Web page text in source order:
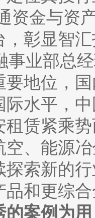
资金与资
彰显智
部总经
地位，
水平，
赁紧乘
、能源
探索新的
品和更综
案例为